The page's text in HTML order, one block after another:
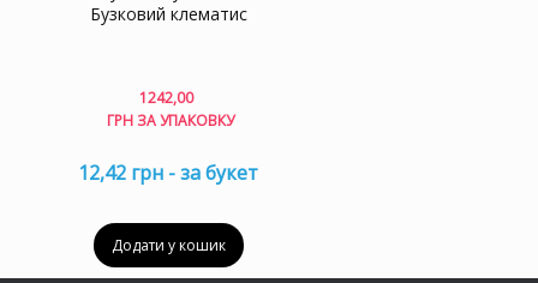
Бузковий клематис
1242,00
ГРН ЗА УПАКОВКУ
12,42 грн - за букет
Додати у кошик